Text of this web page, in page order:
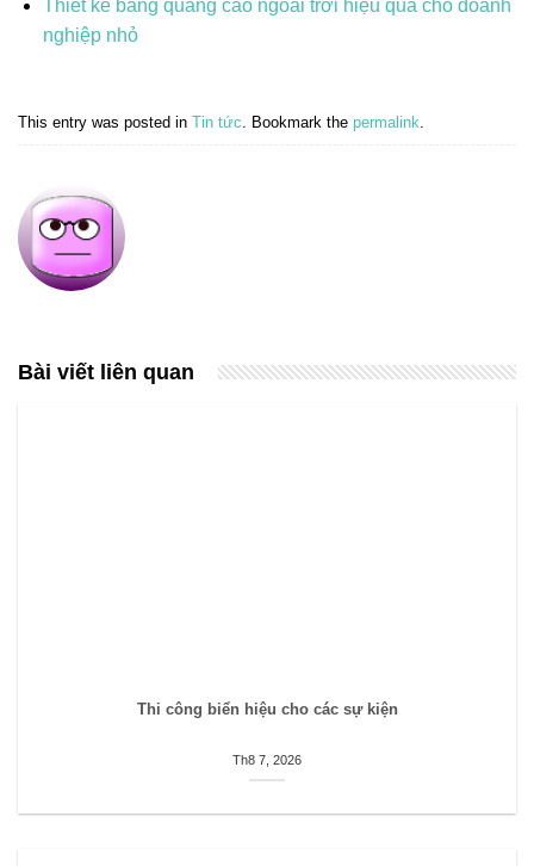
Thiết kế bảng quảng cáo ngoài trời hiệu quả cho doanh
nghiệp nhỏ
This entry was posted in Tin tức. Bookmark the permalink.
Bài viết liên quan
Thi công biển hiệu cho các sự kiện
Th8 7, 2026